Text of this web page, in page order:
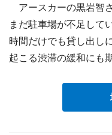
アースカーの黒岩智
まだ駐車場が不足して
時間だけでも貸し出し
起こる渋滞の緩和にも